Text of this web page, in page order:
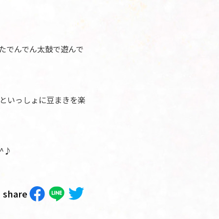
でんでん太鼓で遊んで
いっしょに豆まきを楽
share